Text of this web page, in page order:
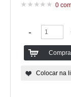
0
Colocar na